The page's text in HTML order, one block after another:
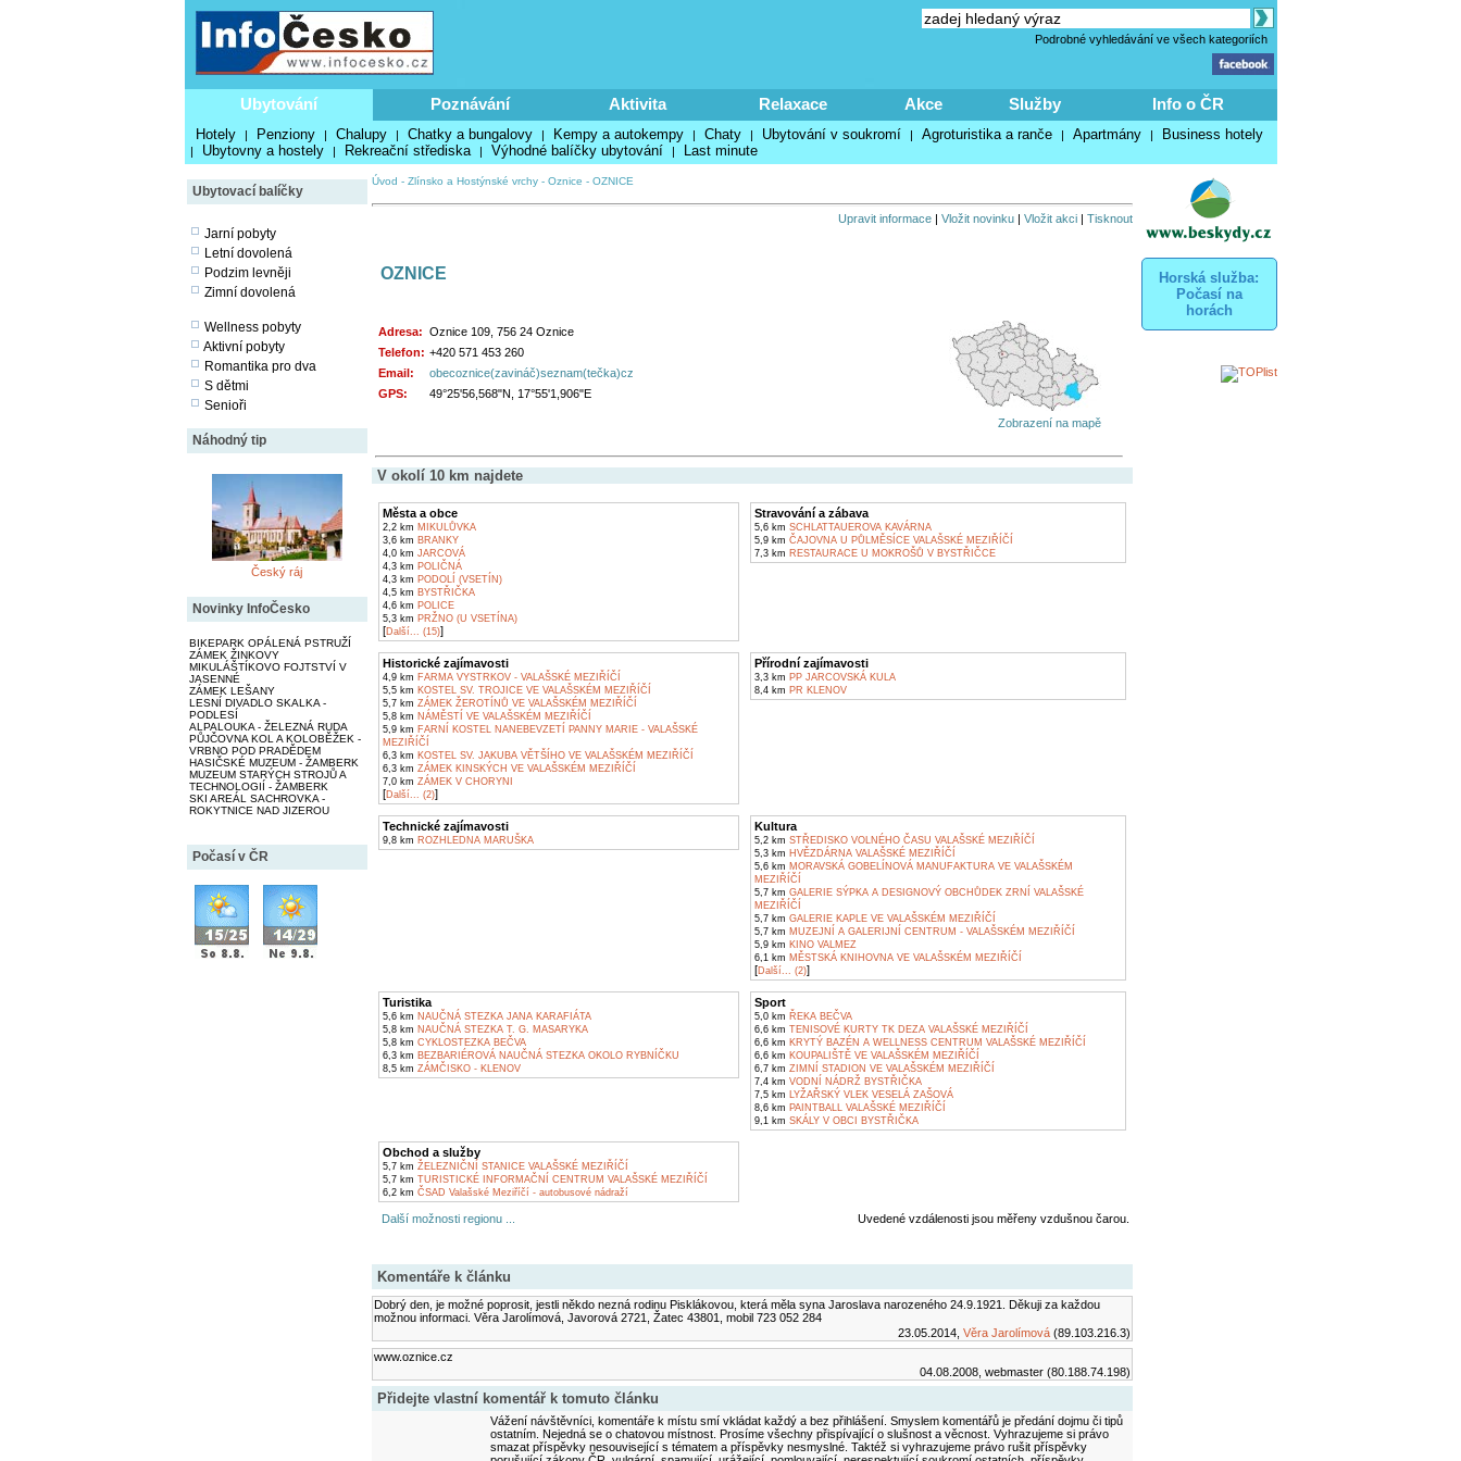
Podrobné vyhledávání ve všech kategoriích
Ubytování Poznávání Aktivita Relaxace Akce Služby Info o ČR
Hotely | Penziony | Chalupy | Chatky a bungalovy | Kempy a autokempy | Chaty | Ubytování v soukromí | Agroturistika a ranče | Apartmány | Business hotely
| Ubytovny a hostely | Rekreační střediska | Výhodné balíčky ubytování | Last minute
Ubytovací balíčky
Jarní pobyty
Letní dovolená
Podzim levněji
Zimní dovolená
Wellness pobyty
Aktivní pobyty
Romantika pro dva
S dětmi
Senioři
Náhodný tip
Český ráj
Novinky InfoČesko
BIKEPARK OPÁLENÁ PSTRUŽÍ
ZÁMEK ŽINKOVY
MIKULÁŠTÍKOVO FOJTSTVÍ V
JASENNÉ
ZÁMEK LEŠANY
LESNÍ DIVADLO SKALKA -
PODLESÍ
ALPALOUKA - ŽELEZNÁ RUDA
PŮJČOVNA KOL A KOLOBĚŽEK -
VRBNO POD PRADĚDEM
HASIČSKÉ MUZEUM - ŽAMBERK
MUZEUM STARÝCH STROJŮ A
TECHNOLOGIÍ - ŽAMBERK
SKI AREÁL SACHROVKA -
ROKYTNICE NAD JIZEROU
Počasí v ČR
Úvod - Zlínsko a Hostýnské vrchy- Oznice - OZNICE
Upravit informace| Vložit novinku| Vložit akci| Tisknout
OZNICE
Adresa: Oznice 109, 756 24 Oznice
Telefon: +420 571 453 260
Email:
obecoznice(zavináč)seznam(tečka)cz
GPS:
49°25'56,568"N, 17°55'1,906"E
Zobrazení na mapě
V okolí 10 km najdete
Města a obce
2,2 km MIKULŮVKA
3,6 km BRANKY
4,0 km JARCOVÁ
4,3 km POLIČNÁ
4,3 km PODOLÍ (VSETÍN)
4,5 km BYSTŘIČKA
4,6 km POLICE
5,3 km PRŽNO (U VSETÍNA)
[Další... (15)]
Stravování a zábava
5,6 km SCHLATTAUEROVA KAVÁRNA
5,9 km ČAJOVNA U PŮLMĚSÍCE VALAŠSKÉ MEZIŘÍČÍ
7,3 km RESTAURACE U MOKROŠŮ V BYSTŘIČCE
Historické zajímavosti
4,9 km FARMA VYSTRKOV - VALAŠSKÉ MEZIŘÍČÍ
5,5 km KOSTEL SV. TROJICE VE VALAŠSKÉM MEZIŘÍČÍ
5,7 km ZÁMEK ŽEROTÍNŮ VE VALAŠSKÉM MEZIŘÍČÍ
5,8 km NÁMĚSTÍ VE VALAŠSKÉM MEZIŘÍČÍ
5,9 km FARNÍ KOSTEL NANEBEVZETÍ PANNY MARIE - VALAŠSKÉ
MEZIŘÍČÍ
6,3 km KOSTEL SV. JAKUBA VĚTŠÍHO VE VALAŠSKÉM MEZIŘÍČÍ
6,3 km ZÁMEK KINSKÝCH VE VALAŠSKÉM MEZIŘÍČÍ
7,0 km ZÁMEK V CHORYNI
[Další... (2)]
Přírodní zajímavosti
3,3 km PP JARCOVSKÁ KULA
8,4 km PR KLENOV
Technické zajímavosti
9,8 km ROZHLEDNA MARUŠKA
Kultura
5,2 km STŘEDISKO VOLNÉHO ČASU VALAŠSKÉ MEZIŘÍČÍ
5,3 km HVĚZDÁRNA VALAŠSKÉ MEZIŘÍČÍ
5,6 km MORAVSKÁ GOBELÍNOVÁ MANUFAKTURA VE VALAŠSKÉM
MEZIŘÍČÍ
5,7 km GALERIE SÝPKA A DESIGNOVÝ OBCHŮDEK ZRNÍ VALAŠSKÉ
MEZIŘÍČÍ
5,7 km GALERIE KAPLE VE VALAŠSKÉM MEZIŘÍČÍ
5,7 km MUZEJNÍ A GALERIJNÍ CENTRUM - VALAŠSKÉM MEZIŘÍČÍ
5,9 km KINO VALMEZ
6,1 km MĚSTSKÁ KNIHOVNA VE VALAŠSKÉM MEZIŘÍČÍ
[Další... (2)]
Turistika
5,6 km NAUČNÁ STEZKA JANA KARAFIÁTA
5,8 km NAUČNÁ STEZKA T. G. MASARYKA
5,8 km CYKLOSTEZKA BEČVA
6,3 km BEZBARIÉROVÁ NAUČNÁ STEZKA OKOLO RYBNÍČKU
8,5 km ZÁMČISKO - KLENOV
Sport
5,0 km ŘEKA BEČVA
6,6 km TENISOVÉ KURTY TK DEZA VALAŠSKÉ MEZIŘÍČÍ
6,6 km KRYTÝ BAZÉN A WELLNESS CENTRUM VALAŠSKÉ MEZIŘÍČÍ
6,6 km KOUPALIŠTĚ VE VALAŠSKÉM MEZIŘÍČÍ
6,7 km ZIMNÍ STADION VE VALAŠSKÉM MEZIŘÍČÍ
7,4 km VODNÍ NÁDRŽ BYSTŘIČKA
7,5 km LYŽAŘSKÝ VLEK VESELÁ ZAŠOVÁ
8,6 km PAINTBALL VALAŠSKÉ MEZIŘÍČÍ
9,1 km SKÁLY V OBCI BYSTŘIČKA
Obchod a služby
5,7 km ŽELEZNIČNÍ STANICE VALAŠSKÉ MEZIŘÍČÍ
5,7 km TURISTICKÉ INFORMAČNÍ CENTRUM VALAŠSKÉ MEZIŘÍČÍ
6,2 km ČSAD Valašské Meziříčí - autobusové nádraží
Další možnosti regionu ... Uvedené vzdálenosti jsou měřeny vzdušnou čarou.
Komentáře k článku
Dobrý den, je možné poprosit, jestli někdo nezná rodinu Pisklákovou, která měla syna Jaroslava narozeného 24.9.1921. Děkuji za každou
možnou informaci. Věra Jarolímová, Javorová 2721, Žatec 43801, mobil 723 052 284
23.05.2014, Věra Jarolímová(89.103.216.3)
www.oznice.cz
04.08.2008, webmaster (80.188.74.198)
Přidejte vlastní komentář k tomuto článku
Vážení návštěvníci, komentáře k místu smí vkládat každý a bez přihlášení. Smyslem komentářů je předání dojmu či tipů
ostatním. Nejedná se o chatovou místnost. Prosíme všechny přispívající o slušnost a věcnost. Vyhrazujeme si právo
smazat příspěvky nesouvisející s tématem a příspěvky nesmyslné. Taktéž si vyhrazujeme právo rušit příspěvky
Horská služba:
Počasí na
horách